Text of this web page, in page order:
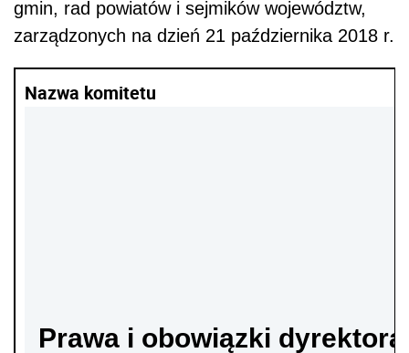
gmin, rad powiatów i sejmików województw,
zarządzonych na dzień 21 października 2018 r.
Nazwa komitetu
Prawa i obowiązki dyrektora